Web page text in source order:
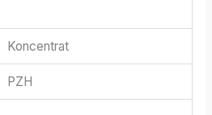
Koncentrat
PZH